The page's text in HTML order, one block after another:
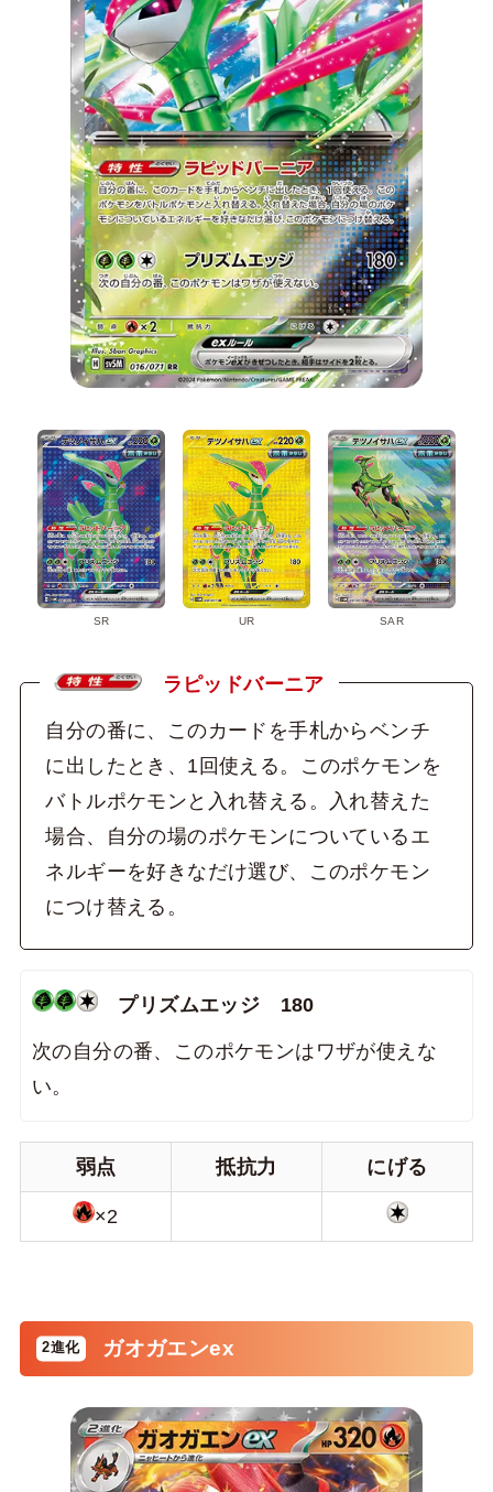
SR UR SAR
ラピッドバーニア
自分の番に、このカードを手札からベンチ
に出したとき、1回使える。このポケモンを
バトルポケモンと入れ替える。入れ替えた
場合、自分の場のポケモンについているエ
ネルギーを好きなだけ選び、このポケモン
につけ替える。
プリズムエッジ 180
次の自分の番、このポケモンはワザが使えな
い。
弱点 抵抗力 にげる
×2
ガオガエンex